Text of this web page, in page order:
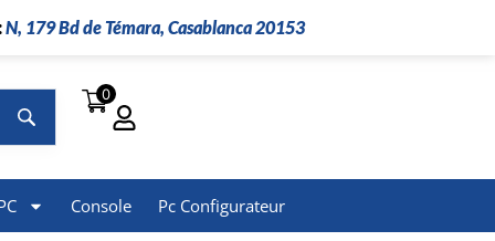
N, 179 Bd de Témara, Casablanca 20153
Rechercher
0
Console Pc Configurateur